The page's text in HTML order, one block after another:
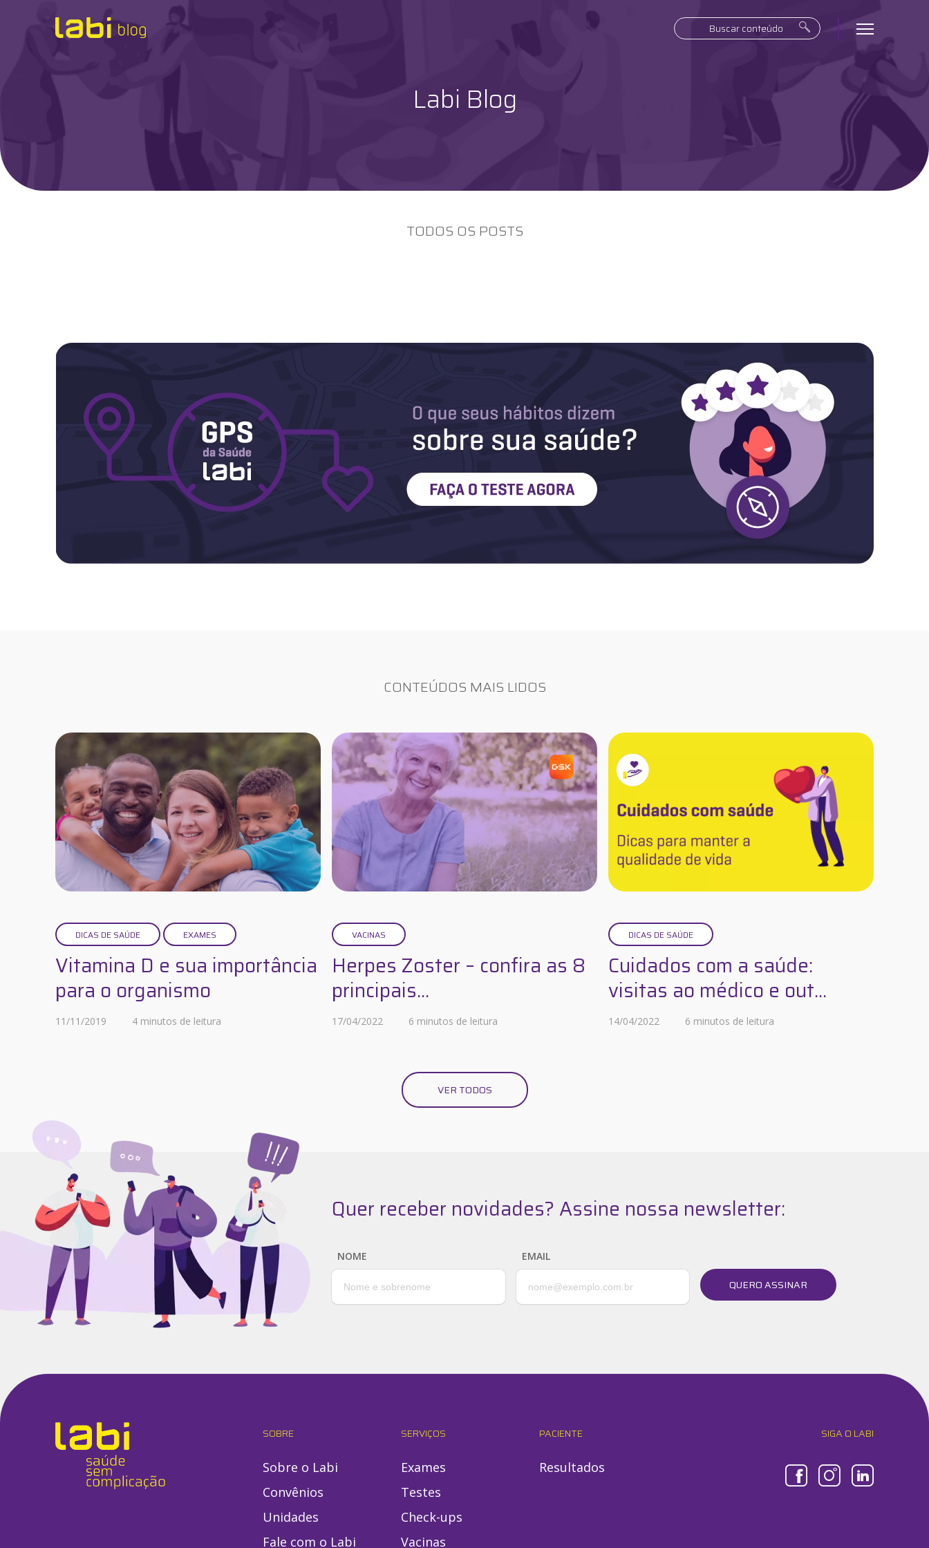
Coronavírus
Novidades do Labi
Saúde do Homem
Sobre o Labi
Labi Blog
TODOS OS POSTS
CONTEÚDOS MAIS LIDOS
DICAS DE SAÚDE EXAMES
Vitamina D e sua importância
para o organismo
11/11/2019 4 minutos de leitura
VACINAS
Herpes Zoster – confira as 8
principais...
17/04/2022 6 minutos de leitura
DICAS DE SAÚDE
Cuidados com a saúde:
visitas ao médico e out...
14/04/2022 6 minutos de leitura
VER TODOS
Quer receber novidades? Assine nossa newsletter:
NOME EMAIL
QUERO ASSINAR
SOBRE
Sobre o Labi
Convênios
Unidades
Fale com o Labi
SERVIÇOS
Exames
Testes
Check-ups
Vacinas
PACIENTE
Resultados
SIGA O LABI